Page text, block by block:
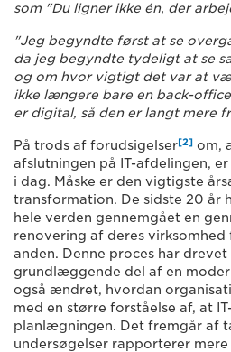
som "Du ligner ikke én, der
"Jeg begyndte først at se
da jeg begyndte tydeligt at se
og om hvor vigtigt det var at
ikke længere bare en back-
er digital, så den er langt mere
På trods af forudsigelser[2] om,
afslutningen på IT-afdelingen,
i dag. Måske er den vigtigste
transformation. De sidste 20 år
hele verden gennemgået en
renovering af deres virksomhed
anden. Denne proces har drevet
grundlæggende del af en
også ændret, hvordan
med en større forståelse af, at
planlægningen. Det fremgår af
undersøgelser rapporterer mere